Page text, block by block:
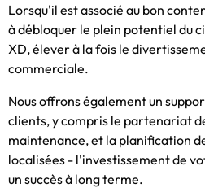
Lorsqu'il est associé au bon
à débloquer le plein potentiel du
XD, élever à la fois le
commerciale.
Nous offrons également un
clients, y compris le partenariat
maintenance, et la planification
localisées - l'investissement de
un succès à long terme.